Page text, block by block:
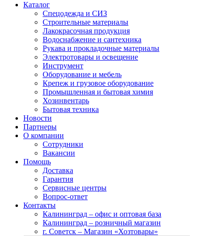
Каталог
Спецодежда и СИЗ
Строительные материалы
Лакокрасочная продукция
Водоснабжение и сантехника
Рукава и прокладочные материалы
Электротовары и освещение
Инструмент
Оборудование и мебель
Крепеж и грузовое оборудование
Промышленная и бытовая химия
Хозинвентарь
Бытовая техника
Новости
Партнеры
О компании
Сотрудники
Вакансии
Помощь
Доставка
Гарантия
Сервисные центры
Вопрос-ответ
Контакты
Калининград – офис и оптовая база
Калининград – розничный магазин
г. Советск – Магазин «Хозтовары»